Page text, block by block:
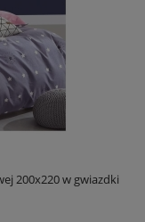
200x220 w gwiazdki